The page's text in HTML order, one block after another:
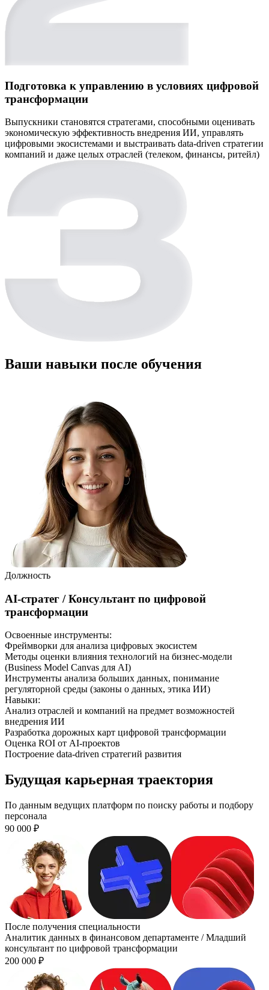
Подготовка к управлению в условиях цифровой
трансформации
Выпускники становятся стратегами, способными оценивать
экономическую эффективность внедрения ИИ, управлять
цифровыми экосистемами и выстраивать data-driven стратегии
компаний и даже целых отраслей (телеком, финансы, ритейл)
Ваши навыки после обучения
Должность
AI-стратег / Консультант по цифровой
трансформации
Освоенные инструменты:
Фреймворки для анализа цифровых экосистем
Методы оценки влияния технологий на бизнес-модели
(Business Model Canvas для AI)
Инструменты анализа больших данных, понимание
регуляторной среды (законы о данных, этика ИИ)
Навыки:
Анализ отраслей и компаний на предмет возможностей
внедрения ИИ
Разработка дорожных карт цифровой трансформации
Оценка ROI от AI-проектов
Построение data-driven стратегий развития
Будущая карьерная траектория
По данным ведущих платформ по поиску работы и подбору
персонала
90 000 ₽
После получения специальности
Аналитик данных в финансовом департаменте / Младший
консультант по цифровой трансформации
200 000 ₽